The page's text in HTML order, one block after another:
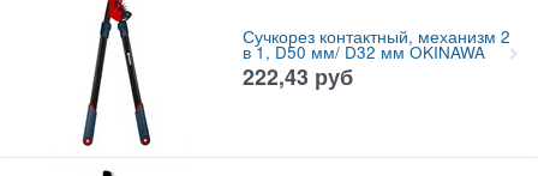
Сучкорез контактный, механизм 2
в 1, D50 мм/ D32 мм OKINAWA
222,43 руб